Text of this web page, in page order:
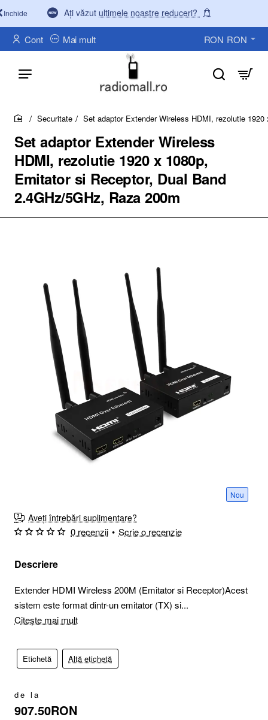
Ați văzut ultimele noastre reduceri?
Inchide
Cont Mai mult RON RON
Set adaptor Extender Wireless
HDMI, rezolutie 1920 x 1080p,
Emitator si Receptor, Dual Band
2.4GHz/5GHz, Raza 200m
home
Securitate Set adaptor Extender Wireless HDMI, rezolutie
Nou
Aveți întrebări suplimentare?
Descriere
Extender HDMI Wireless 200M (Emitator si Receptor)Acest
sistem este format dintr-un emitator (TX) si...
Citește mai mult
Etichetă Altă etichetă
0 recenzii • Scrie o recenzie
de la
907.50RON